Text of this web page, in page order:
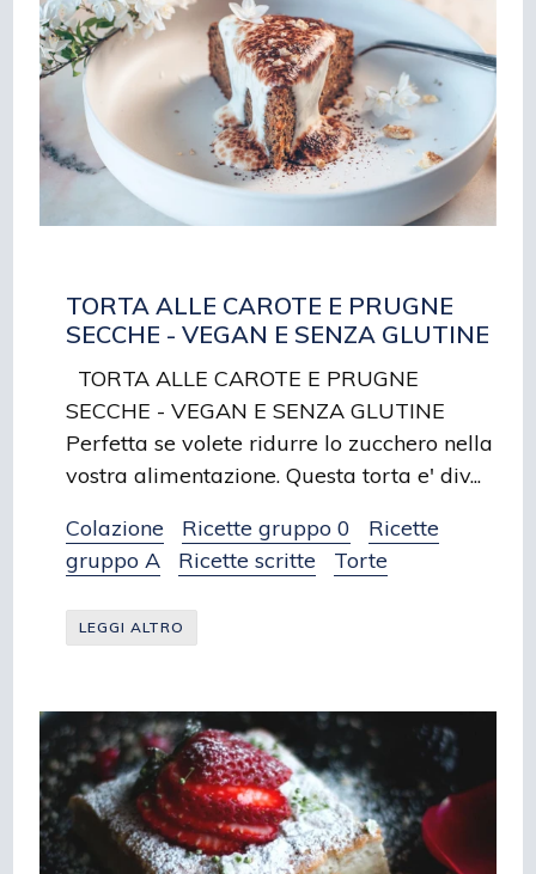
TORTA ALLE CAROTE E PRUGNE
SECCHE - VEGAN E SENZA GLUTINE
TORTA ALLE CAROTE E PRUGNE
SECCHE - VEGAN E SENZA GLUTINE
Perfetta se volete ridurre lo zucchero nella
vostra alimentazione. Questa torta e' div...
Colazione
Ricette gruppo 0
Ricette
gruppo A
Ricette scritte Torte
LEGGI ALTRO